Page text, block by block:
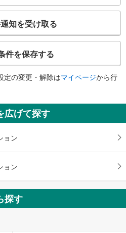
知を受け取る
件を保存する
定の変更・解除はマイページから行
広げて探す
ョン
ョン
探す